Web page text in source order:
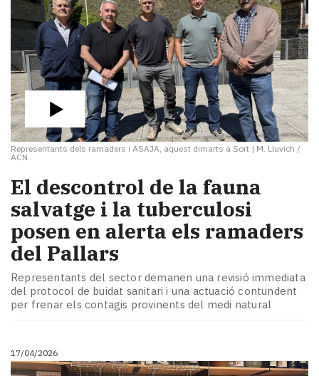
Representants dels ramaders i ASAJA, aquest dimarts a Sort | M. Lluvich /
ACN
El descontrol de la fauna
salvatge i la tuberculosi
posen en alerta els ramaders
del Pallars
Representants del sector demanen una revisió immediata
del protocol de buidat sanitari i una actuació contundent
per frenar els contagis provinents del medi natural
17/04/2026